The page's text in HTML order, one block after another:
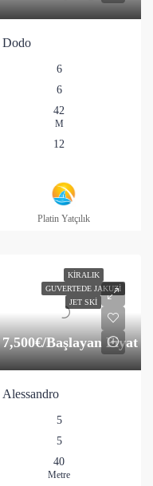
Dodo
6
6
42
M
12
Platin Yatçılık
KIRALIK
GUVERTEDE JAKUZI
JET SKI
7,500€/Başlayan Fiyat
Alessandro
5
5
40
Metre